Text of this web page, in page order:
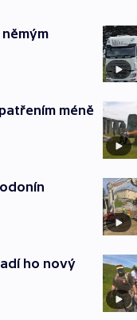
méně
ho nový